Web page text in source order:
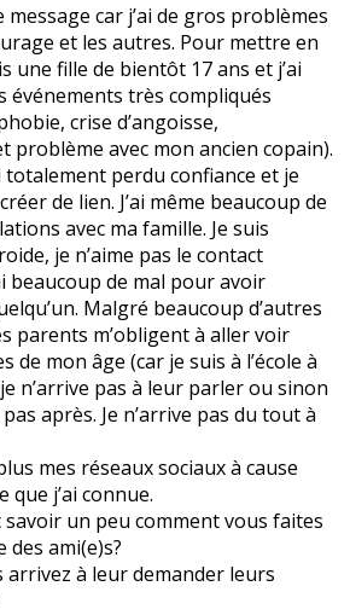
message car j’ai de gros problèmes
et les autres. Pour mettre en
une fille de bientôt 17 ans et j’ai
événements très compliqués
crise d’angoisse,
problème avec mon ancien copain).
totalement perdu confiance et je
de lien. J’ai même beaucoup de
avec ma famille. Je suis
je n’aime pas le contact
beaucoup de mal pour avoir
Malgré beaucoup d’autres
parents m’obligent à aller voir
de mon âge (car je suis à l’école à
n’arrive pas à leur parler ou sinon
après. Je n’arrive pas du tout à
mes réseaux sociaux à cause
que j’ai connue.
savoir un peu comment vous faites
ami(e)s?
arrivez à leur demander leurs